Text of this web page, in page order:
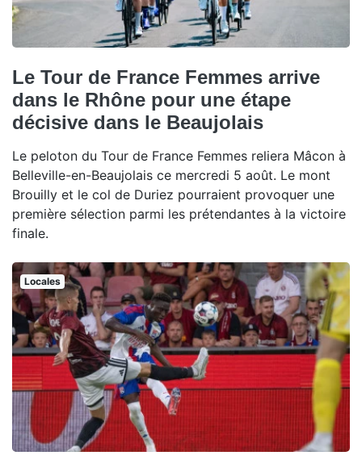
Le Tour de France Femmes arrive
dans le Rhône pour une étape
décisive dans le Beaujolais
Le peloton du Tour de France Femmes reliera Mâcon à
Belleville-en-Beaujolais ce mercredi 5 août. Le mont
Brouilly et le col de Duriez pourraient provoquer une
première sélection parmi les prétendantes à la victoire
finale.
Locales